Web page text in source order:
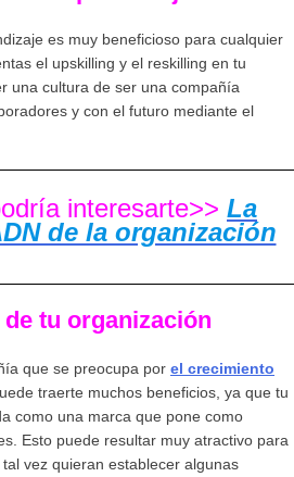
es muy beneficioso para cualquier
el upskilling y el reskilling en tu
una cultura de ser una compañía
y con el futuro mediante el
interesarte>> La
de la organización
tu organización
que se preocupa por el crecimiento
traerte muchos beneficios, ya que tu
como una marca que pone como
Esto puede resultar muy atractivo para
vez quieran establecer algunas